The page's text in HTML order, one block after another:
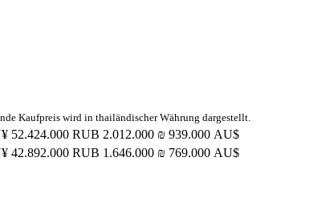
Kaufpreis wird in thailändischer Währung dargestellt.
52.424.000 RUB 2.012.000 ₪ 939.000 AU$
42.892.000 RUB 1.646.000 ₪ 769.000 AU$